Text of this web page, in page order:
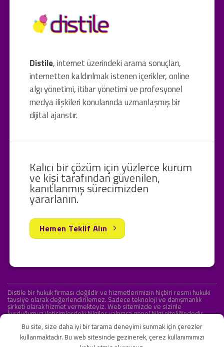
Distile, internet üzerindeki arama sonuçları,
internetten kaldırılmak istenen içerikler, online
algı yönetimi, itibar yönetimi ve profesyonel
medya ilişkileri konularında uzmanlaşmış bir
dijital ajanstır.
Kalıcı bir çözüm için yüzlerce kurum
ve kişi tarafından güvenilen,
kanıtlanmış sürecimizden
yararlanın.
Hemen Teklif Alın
Distile bir hukuk firması değildir ve hizmetlerimizin hiçbiri resmi hukuki
tavsiye olarak değerlendirilemez. Sadece teknoloji ve danışmanlık
şirketi olarak hizmet vermekteyiz. Web sitemizde ve sizinle
kurduğumuz iletişimlerdeki bilgiler yalnızca genel bilgi niteliğindedir.
Bu site, size daha iyi bir tarama deneyimi sunmak için çerezler
kullanmaktadır. Bu web sitesinde gezinerek, çerez kullanımımızı